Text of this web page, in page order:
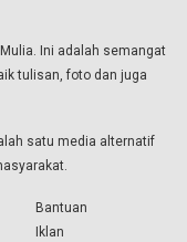
Ini adalah semangat
tulisan, foto dan juga
satu media alternatif
Bantuan
Iklan